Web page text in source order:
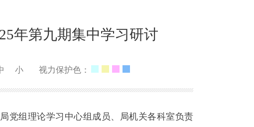
年第九期集中学习研讨
小 视力保护色：
组理论学习中心组成员、局机关各科室负责